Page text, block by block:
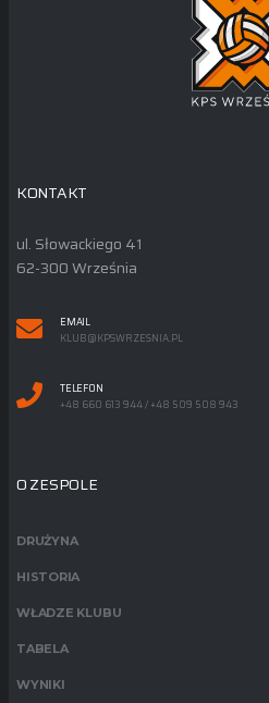
KONTAKT
ul. Słowackiego 41
62-300 Września
EMAIL
KLUB@KPSWRZESNIA.PL
TELEFON
+48 660 613 944 / +48 509 508 943
O ZESPOLE
DRUŻYNA
HISTORIA
WŁADZE KLUBU
TABELA
WYNIKI